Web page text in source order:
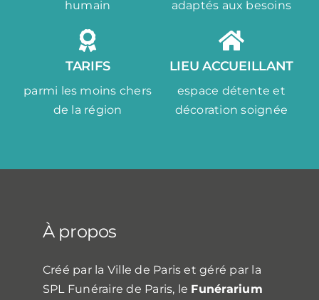
TARIFS
parmi les moins chers
de la région
adaptés aux besoins
humain
LIEU ACCUEILLANT
espace détente et
décoration soignée
À propos
Créé par la Ville de Paris et géré par la
SPL Funéraire de Paris, le Funérarium